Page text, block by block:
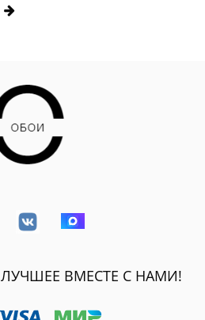
ВМЕСТЕ С НАМИ!